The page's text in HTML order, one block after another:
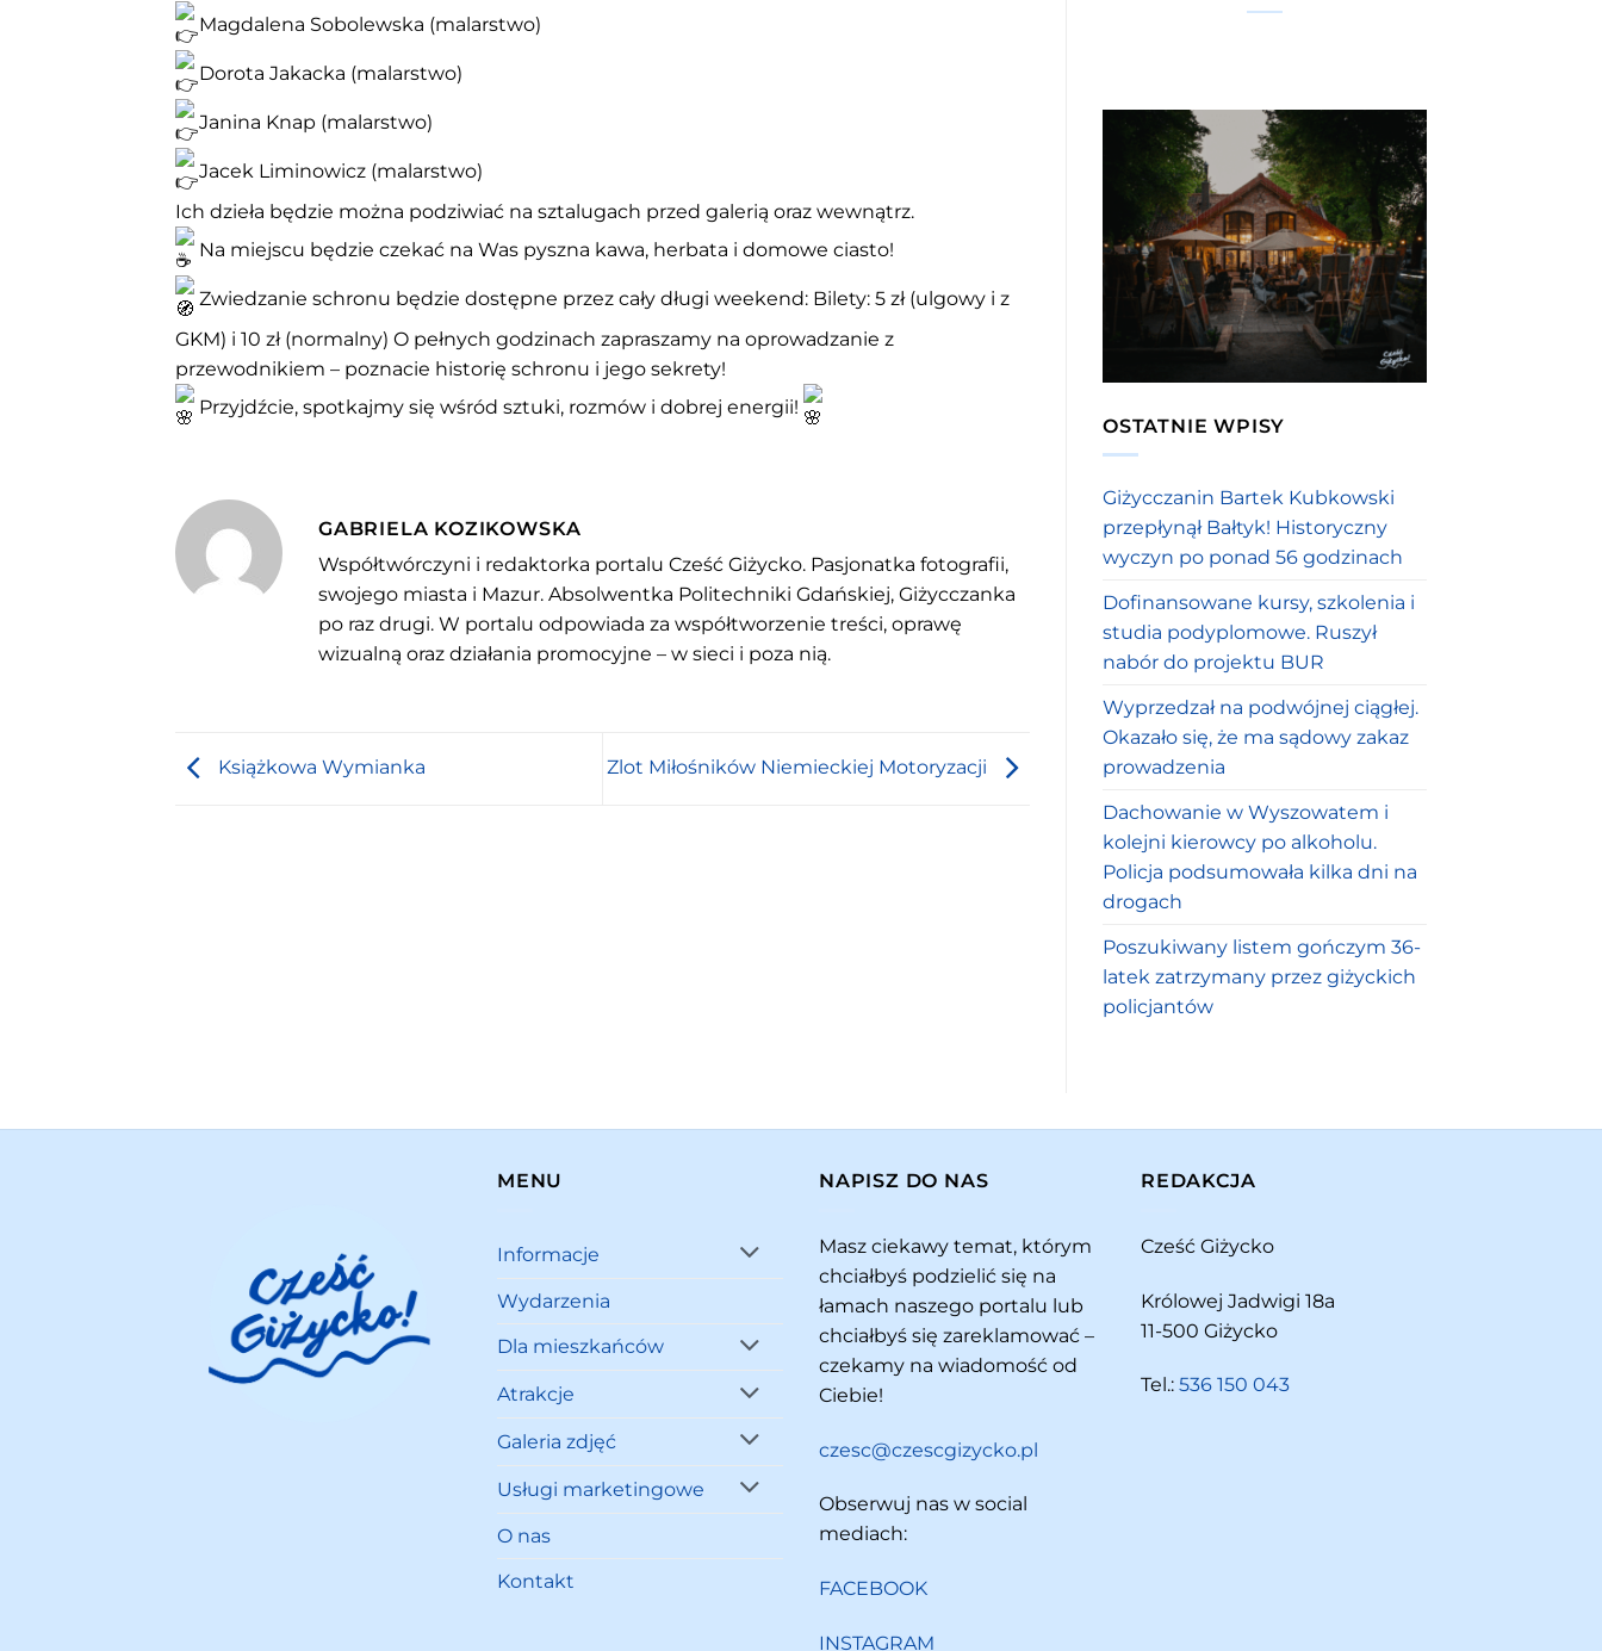
Magdalena Sobolewska (malarstwo)
Dorota Jakacka (malarstwo)
Janina Knap (malarstwo)
Jacek Liminowicz (malarstwo)
Ich dzieła będzie można podziwiać na sztalugach przed galerią oraz wewnątrz.
Na miejscu będzie czekać na Was pyszna kawa, herbata i domowe ciasto!
Zwiedzanie schronu będzie dostępne przez cały długi weekend: Bilety: 5 zł (ulgowy i z
GKM) i 10 zł (normalny) O pełnych godzinach zapraszamy na oprowadzanie z
przewodnikiem – poznacie historię schronu i jego sekrety!
Przyjdźcie, spotkajmy się wśród sztuki, rozmów i dobrej energii!
GABRIELA KOZIKOWSKA
Współtwórczyni i redaktorka portalu Cześć Giżycko. Pasjonatka fotografii,
swojego miasta i Mazur. Absolwentka Politechniki Gdańskiej, Giżycczanka
po raz drugi. W portalu odpowiada za współtworzenie treści, oprawę
wizualną oraz działania promocyjne – w sieci i poza nią.
Książkowa Wymianka Zlot Miłośników Niemieckiej Motoryzacji
OSTATNIE WPISY
Giżycczanin Bartek Kubkowski
przepłynął Bałtyk! Historyczny
wyczyn po ponad 56 godzinach
Dofinansowane kursy, szkolenia i
studia podyplomowe. Ruszył
nabór do projektu BUR
Wyprzedzał na podwójnej ciągłej.
Okazało się, że ma sądowy zakaz
prowadzenia
Dachowanie w Wyszowatem i
kolejni kierowcy po alkoholu.
Policja podsumowała kilka dni na
drogach
Poszukiwany listem gończym 36-
latek zatrzymany przez giżyckich
policjantów
MENU
Informacje
Wydarzenia
Dla mieszkańców
Atrakcje
Galeria zdjęć
Usługi marketingowe
O nas
Kontakt
NAPISZ DO NAS
Masz ciekawy temat, którym
chciałbyś podzielić się na
łamach naszego portalu lub
chciałbyś się zareklamować –
czekamy na wiadomość od
Ciebie!
czesc@czescgizycko.pl
Obserwuj nas w social
mediach:
FACEBOOK
INSTAGRAM
REDAKCJA
Cześć Giżycko
Królowej Jadwigi 18a
11-500 Giżycko
Tel.: 536 150 043